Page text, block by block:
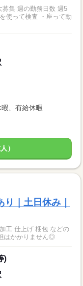
募集 週の勤務日数 週5
使って検査 ・座って動
、有給休暇
）
り｜土日休み｜
工 仕上げ 梱包 などの
はかかりません◎
)